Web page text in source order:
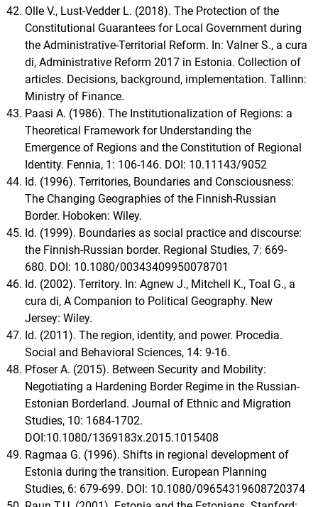
Olle V., Lust-Vedder L. (2018). The Protection of the
Constitutional Guarantees for Local Government during
the Administrative-Territorial Reform. In: Valner S., a cura
di, Administrative Reform 2017 in Estonia. Collection of
articles. Decisions, background, implementation. Tallinn:
Ministry of Finance.
Paasi A. (1986). The Institutionalization of Regions: a
Theoretical Framework for Understanding the
Emergence of Regions and the Constitution of Regional
Identity. Fennia, 1: 106-146. DOI: 10.11143/9052
Id. (1996). Territories, Boundaries and Consciousness:
The Changing Geographies of the Finnish-Russian
Border. Hoboken: Wiley.
Id. (1999). Boundaries as social practice and discourse:
the Finnish-Russian border. Regional Studies, 7: 669-
680. DOI: 10.1080/00343409950078701
Id. (2002). Territory. In: Agnew J., Mitchell K., Toal G., a
cura di, A Companion to Political Geography. New
Jersey: Wiley.
Id. (2011). The region, identity, and power. Procedia.
Social and Behavioral Sciences, 14: 9-16.
Pfoser A. (2015). Between Security and Mobility:
Negotiating a Hardening Border Regime in the Russian-
Estonian Borderland. Journal of Ethnic and Migration
Studies, 10: 1684-1702.
DOI:10.1080/1369183x.2015.1015408
Ragmaa G. (1996). Shifts in regional development of
Estonia during the transition. European Planning
Studies, 6: 679-699. DOI: 10.1080/09654319608720374